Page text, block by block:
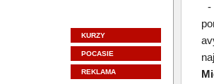
KURZY
POCASIE
REKLAMA
-